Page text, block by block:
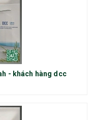
- khách hàng dcc